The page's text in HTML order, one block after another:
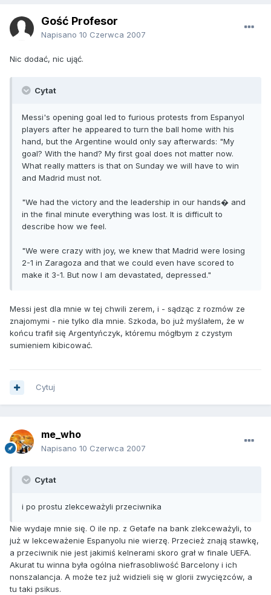
Gość Profesor
Napisano 10 Czerwca 2007
Nic dodać, nic ująć.
Cytat
Messi's opening goal led to furious protests from Espanyol
players after he appeared to turn the ball home with his
hand, but the Argentine would only say afterwards: "My
goal? With the hand? My first goal does not matter now.
What really matters is that on Sunday we will have to win
and Madrid must not.
"We had the victory and the leadership in our hands� and
in the final minute everything was lost. It is difficult to
describe how we feel.
"We were crazy with joy, we knew that Madrid were losing
2-1 in Zaragoza and that we could even have scored to
make it 3-1. But now I am devastated, depressed."
Messi jest dla mnie w tej chwili zerem, i - sądząc z rozmów ze
znajomymi - nie tylko dla mnie. Szkoda, bo już myślałem, że w
końcu trafił się Argentyńczyk, któremu mógłbym z czystym
sumieniem kibicować.
Cytuj
me_who
Napisano 10 Czerwca 2007
Cytat
i po prostu zlekceważyli przeciwnika
Nie wydaje mnie się. O ile np. z Getafe na bank zlekceważyli, to
już w lekceważenie Espanyolu nie wierzę. Przecież znają stawkę,
a przeciwnik nie jest jakimiś kelnerami skoro grał w finale UEFA.
Akurat tu winna była ogólna niefrasobliwość Barcelony i ich
nonszalancja. A może tez już widzieli się w glorii zwycięzców, a
tu taki psikus.